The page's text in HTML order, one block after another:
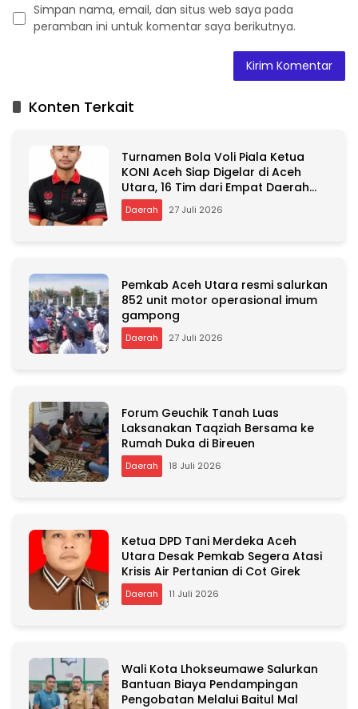
Simpan nama, email, dan situs web saya pada
peramban ini untuk komentar saya berikutnya.
e Konten Terkait
Turnamen Bola Voli Piala Ketua
KONI Aceh Siap Digelar di Aceh
Utara, 16 Tim dari Empat Daerah
Ambil Bagian
Daerah 27 Juli 2026
Pemkab Aceh Utara resmi salurkan
852 unit motor operasional imum
gampong
Daerah 27 Juli 2026
Forum Geuchik Tanah Luas
Laksanakan Taqziah Bersama ke
Rumah Duka di Bireuen
Daerah 18 Juli 2026
Ketua DPD Tani Merdeka Aceh
Utara Desak Pemkab Segera Atasi
Krisis Air Pertanian di Cot Girek
Daerah 11 Juli 2026
Wali Kota Lhokseumawe Salurkan
Bantuan Biaya Pendampingan
Pengobatan Melalui Baitul Mal